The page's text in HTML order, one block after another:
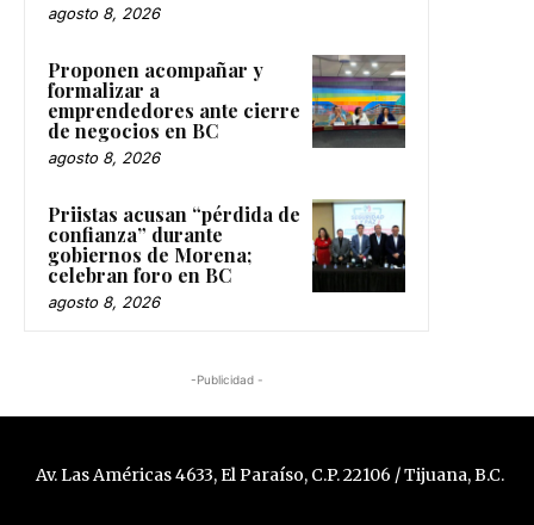
agosto 8, 2026
Proponen acompañar y
formalizar a
emprendedores ante cierre
de negocios en BC
agosto 8, 2026
Priistas acusan “pérdida de
confianza” durante
gobiernos de Morena;
celebran foro en BC
agosto 8, 2026
-Publicidad -
Av. Las Américas 4633, El Paraíso, C.P. 22106 / Tijuana, B.C.